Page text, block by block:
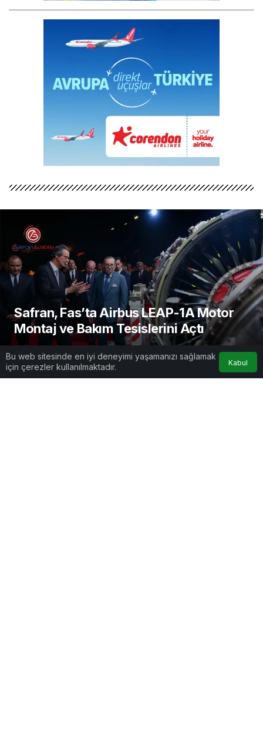
Safran, Fas’ta Airbus LEAP-1A Motor
Montaj ve Bakım Tesislerini Açtı
AirportGundem tarafından yayınlandı
17 Ekim 2025, 14:00
1dk, 33sn
Bu web sitesinde en iyi deneyimi yaşamanızı sağlamak
için çerezler kullanılmaktadır.
Kabul